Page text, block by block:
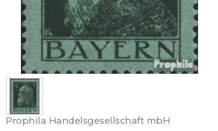
Prophila Handelsgesellschaft mbH